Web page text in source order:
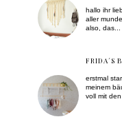
hallo ihr
aller
also, das...
FRIDA´S
erstmal
meinem
voll mit